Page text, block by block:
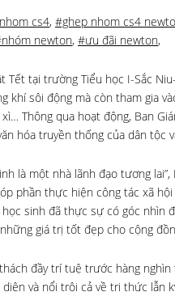
cs4, #ghep nhom cs4
newton, #ưu đãi newton,
Tết tại trường Tiểu học I-Sắc
khí sôi động mà còn tham gia
Thông qua hoạt động, Ban
hóa truyền thống của dân tộc
là một nhà lãnh đạo tương
phần thực hiện công tác xã
sinh đã thực sự có góc nhìn
giá trị tốt đẹp cho cộng
đầy trí tuệ trước hàng
và nổi trội cả về tri thức lẫn